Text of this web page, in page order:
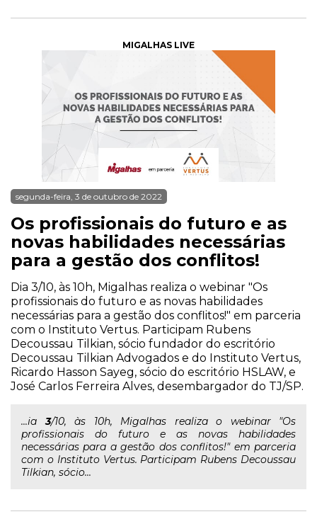
MIGALHAS LIVE
segunda-feira, 3 de outubro de 2022
Os profissionais do futuro e as
novas habilidades necessárias
para a gestão dos conflitos!
Dia 3/10, às 10h, Migalhas realiza o webinar "Os
profissionais do futuro e as novas habilidades
necessárias para a gestão dos conflitos!" em parceria
com o Instituto Vertus. Participam Rubens
Decoussau Tilkian, sócio fundador do escritório
Decoussau Tilkian Advogados e do Instituto Vertus,
Ricardo Hasson Sayeg, sócio do escritório HSLAW, e
José Carlos Ferreira Alves, desembargador do TJ/SP.
...ia3/10, às 10h, Migalhas realiza o webinar "Os
profissionais do futuro e as novas habilidades
necessárias para a gestão dos conflitos!" em parceria
com o Instituto Vertus. Participam Rubens Decoussau
Tilkian, sócio...